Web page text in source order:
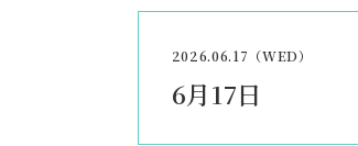
2026.06.17（WED）
6月17日